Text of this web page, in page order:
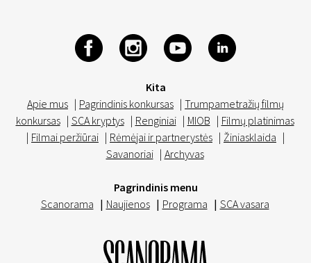
Kita
Apie mus | Pagrindinis konkursas | Trumpametražių filmų
konkursas | SCA kryptys | Renginiai | MIOB | Filmų platinimas
| Filmai peržiūrai | Rėmėjai ir partnerystės | Žiniasklaida |
Savanoriai | Archyvas
Pagrindinis menu
Scanorama | Naujienos | Programa | SCA vasara